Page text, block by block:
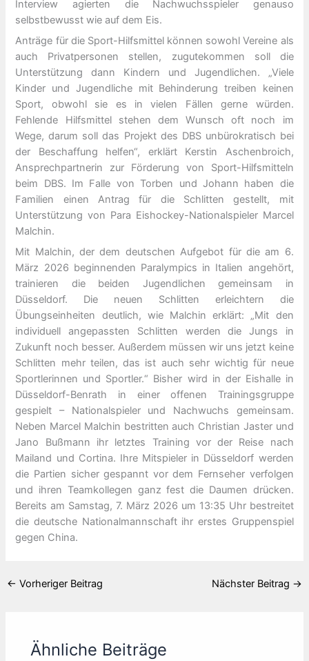
Interview agierten die Nachwuchsspieler genauso
selbstbewusst wie auf dem Eis.
Anträge für die Sport-Hilfsmittel können sowohl Vereine als
auch Privatpersonen stellen, zugutekommen soll die
Unterstützung dann Kindern und Jugendlichen. „Viele
Kinder und Jugendliche mit Behinderung treiben keinen
Sport, obwohl sie es in vielen Fällen gerne würden.
Fehlende Hilfsmittel stehen dem Wunsch oft noch im
Wege, darum soll das Projekt des DBS unbürokratisch bei
der Beschaffung helfen“, erklärt Kerstin Aschenbroich,
Ansprechpartnerin zur Förderung von Sport-Hilfsmitteln
beim DBS. Im Falle von Torben und Johann haben die
Familien einen Antrag für die Schlitten gestellt, mit
Unterstützung von Para Eishockey-Nationalspieler Marcel
Malchin.
Mit Malchin, der dem deutschen Aufgebot für die am 6.
März 2026 beginnenden Paralympics in Italien angehört,
trainieren die beiden Jugendlichen gemeinsam in
Düsseldorf. Die neuen Schlitten erleichtern die
Übungseinheiten deutlich, wie Malchin erklärt: „Mit den
individuell angepassten Schlitten werden die Jungs in
Zukunft noch besser. Außerdem müssen wir uns jetzt keine
Schlitten mehr teilen, das ist auch sehr wichtig für neue
Sportlerinnen und Sportler.“ Bisher wird in der Eishalle in
Düsseldorf-Benrath in einer offenen Trainingsgruppe
gespielt – Nationalspieler und Nachwuchs gemeinsam.
Neben Marcel Malchin bestritten auch Christian Jaster und
Jano Bußmann ihr letztes Training vor der Reise nach
Mailand und Cortina. Ihre Mitspieler in Düsseldorf werden
die Partien sicher gespannt vor dem Fernseher verfolgen
und ihren Teamkollegen ganz fest die Daumen drücken.
Bereits am Samstag, 7. März 2026 um 13:35 Uhr bestreitet
die deutsche Nationalmannschaft ihr erstes Gruppenspiel
gegen China.
← Vorheriger Beitrag Nächster Beitrag →
Ähnliche Beiträge